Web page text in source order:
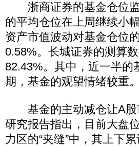
浙商证券的基金仓位监
的平均仓位在上周继续小
资产市值波动对基金仓位
0.58%。长城证券的测算
82.43%。其中，近一半
期，基金的观望情绪较重。
基金的主动减仓让A股
研究报告指出，目前大盘
力区的“夹缝”中，其上下